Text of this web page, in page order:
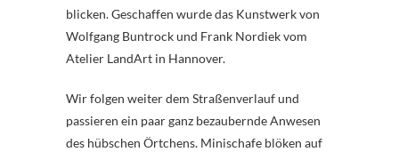
blicken. Geschaffen wurde das Kunstwerk von
Wolfgang Buntrock und Frank Nordiek vom
Atelier LandArt in Hannover.
Wir folgen weiter dem Straßenverlauf und
passieren ein paar ganz bezaubernde Anwesen
des hübschen Örtchens. Minischafe blöken auf